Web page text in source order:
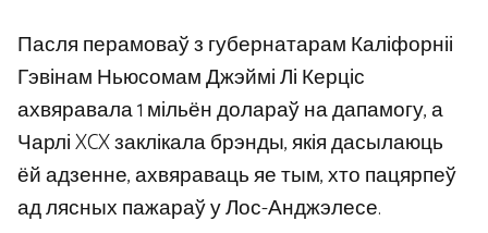
Пасля перамоваў з губернатарам Каліфорніі
Гэвінам Ньюсомам Джэймі Лі Керціс
ахвяравала 1 мільён долараў на дапамогу, а
Чарлі XCX заклікала брэнды, якія дасылаюць
ёй адзенне, ахвяраваць яе тым, хто пацярпеў
ад лясных пажараў у Лос-Анджэлесе.